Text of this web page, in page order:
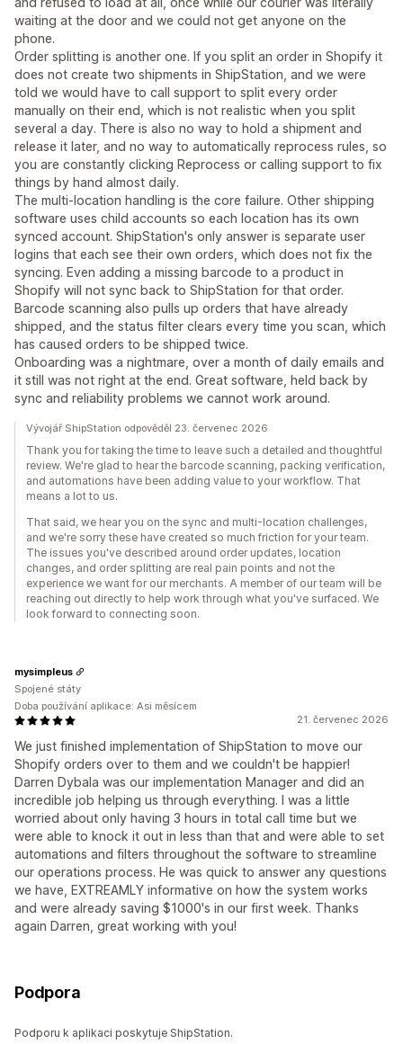
waiting at the door and we could not get anyone on the
phone.
Order splitting is another one. If you split an order in Shopify it
does not create two shipments in ShipStation, and we were
told we would have to call support to split every order
manually on their end, which is not realistic when you split
several a day. There is also no way to hold a shipment and
release it later, and no way to automatically reprocess rules, so
you are constantly clicking Reprocess or calling support to fix
things by hand almost daily.
The multi-location handling is the core failure. Other shipping
software uses child accounts so each location has its own
synced account. ShipStation's only answer is separate user
logins that each see their own orders, which does not fix the
syncing. Even adding a missing barcode to a product in
Shopify will not sync back to ShipStation for that order.
Barcode scanning also pulls up orders that have already
shipped, and the status filter clears every time you scan, which
has caused orders to be shipped twice.
Onboarding was a nightmare, over a month of daily emails and
it still was not right at the end. Great software, held back by
sync and reliability problems we cannot work around.
Vývojář ShipStation odpověděl 23. červenec 2026
Thank you for taking the time to leave such a detailed and thoughtful
review. We're glad to hear the barcode scanning, packing verification,
and automations have been adding value to your workflow. That
means a lot to us.
That said, we hear you on the sync and multi-location challenges,
and we're sorry these have created so much friction for your team.
The issues you've described around order updates, location
changes, and order splitting are real pain points and not the
experience we want for our merchants. A member of our team will be
reaching out directly to help work through what you've surfaced. We
look forward to connecting soon.
21. červenec 2026
We just finished implementation of ShipStation to move our
Shopify orders over to them and we couldn't be happier!
Darren Dybala was our implementation Manager and did an
incredible job helping us through everything. I was a little
worried about only having 3 hours in total call time but we
were able to knock it out in less than that and were able to set
automations and filters throughout the software to streamline
our operations process. He was quick to answer any questions
we have, EXTREAMLY informative on how the system works
and were already saving $1000's in our first week. Thanks
again Darren, great working with you!
mysimpleus
Spojené státy
Doba používání aplikace: Asi měsícem
Podpora
Podporu k aplikaci poskytuje ShipStation.